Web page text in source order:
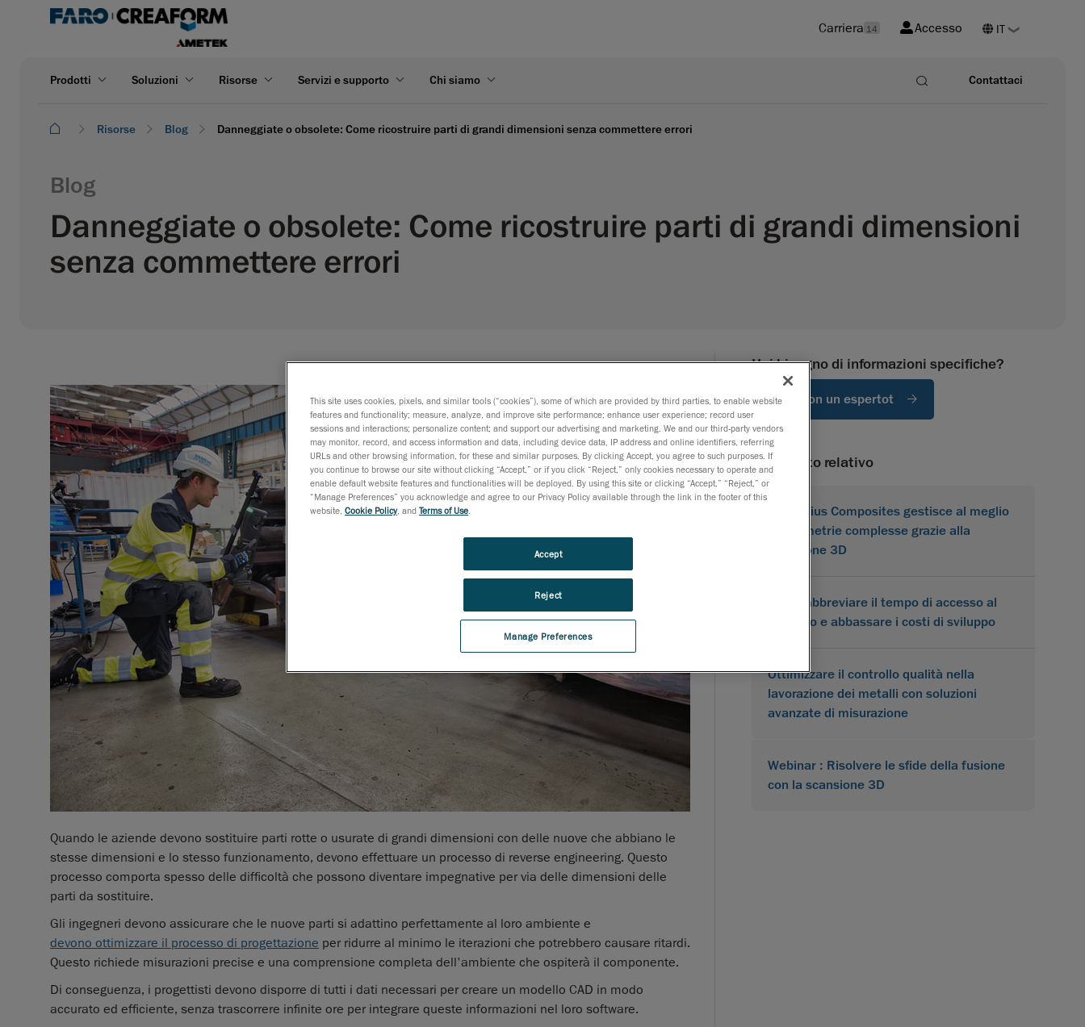
Carriera 14 Accesso
Prodotti Soluzioni Risorse Servizi e supporto Chi siamo Contattaci
Risorse Blog Danneggiate o obsolete: Come ricostruire parti di grandi dimensioni senza commettere errori
Blog
Danneggiate o obsolete: Come ricostruire parti di grandi dimensioni
senza commettere errori
Quando le aziende devono sostituire parti rotte o usurate di grandi dimensioni con delle nuove che abbiano le
stesse dimensioni e lo stesso funzionamento, devono effettuare un processo di reverse engineering. Questo
processo comporta spesso delle difficoltà che possono diventare impegnative per via delle dimensioni delle
parti da sostituire.
Gli ingegneri devono assicurare che le nuove parti si adattino perfettamente al loro ambiente e
devono ottimizzare il processo di progettazione per ridurre al minimo le iterazioni che potrebbero causare ritardi.
Questo richiede misurazioni precise e una comprensione completa dell'ambiente che ospiterà il componente.
Di conseguenza, i progettisti devono disporre di tutti i dati necessari per creare un modello CAD in modo
accurato ed efficiente, senza trascorrere infinite ore per integrare queste informazioni nel loro software.
Hai bisogno di informazioni specifiche?
Parla con un espertot
Contenuto relativo
Karbonius Composites gestisce al meglio
le geometrie complesse grazie alla
scansione 3D
Come abbreviare il tempo di accesso al
mercato e abbassare i costi di sviluppo
Ottimizzare il controllo qualità nella
lavorazione dei metalli con soluzioni
avanzate di misurazione
Webinar : Risolvere le sfide della fusione
con la scansione 3D
This site uses cookies, pixels, and similar tools (“cookies”), some of which are provided by third parties, to enable website
features and functionality; measure, analyze, and improve site performance; enhance user experience; record user
sessions and interactions; personalize content; and support our advertising and marketing. We and our third-party vendors
may monitor, record, and access information and data, including device data, IP address and online identifiers, referring
URLs and other browsing information, for these and similar purposes. By clicking Accept, you agree to such purposes. If
you continue to browse our site without clicking “Accept,” or if you click “Reject,” only cookies necessary to operate and
enable default website features and functionalities will be deployed. By using this site or clicking “Accept,” “Reject,” or
“Manage Preferences” you acknowledge and agree to our Privacy Policy available through the link in the footer of this
website, Cookie Policy, and Terms of Use
Manage Preferences
Reject
Accept